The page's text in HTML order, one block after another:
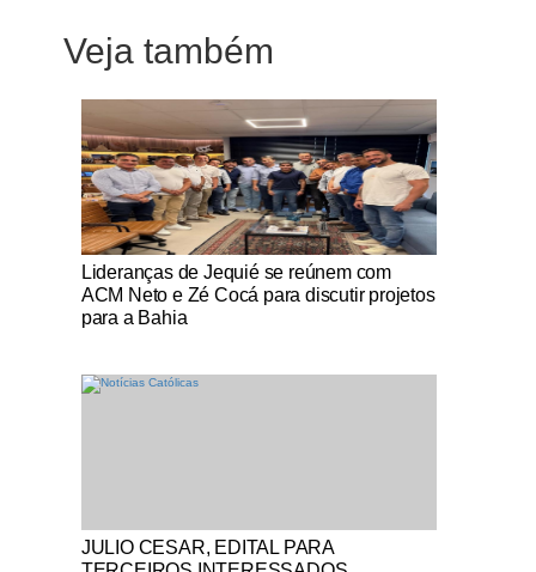
Veja também
Notícias Católicas
Lideranças de Jequié se reúnem com
ACM Neto e Zé Cocá para discutir projetos
para a Bahia
Notícias Católicas
JULIO CESAR, EDITAL PARA